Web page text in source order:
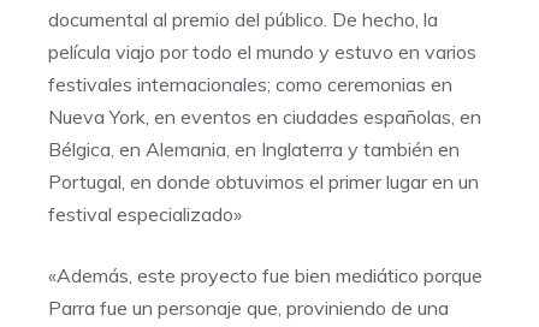
documental al premio del público. De hecho, la
película viajo por todo el mundo y estuvo en varios
festivales internacionales; como ceremonias en
Nueva York, en eventos en ciudades españolas, en
Bélgica, en Alemania, en Inglaterra y también en
Portugal, en donde obtuvimos el primer lugar en un
festival especializado»
«Además, este proyecto fue bien mediático porque
Parra fue un personaje que, proviniendo de una